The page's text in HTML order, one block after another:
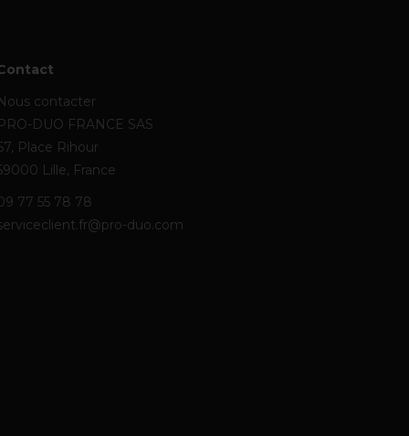
contacter
DUO FRANCE SAS
Place Rihour
Lille, France
77 55 78 78
duo.com